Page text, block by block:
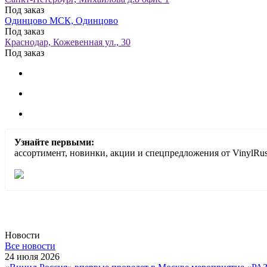
Под заказ
Одинцово МСК, Одинцово
Под заказ
Краснодар, Кожевенная ул., 30
Под заказ
Узнайте первыми:
ассортимент, новинки, акции и спецпредложения от
Новости
Все новости
24 июля 2026